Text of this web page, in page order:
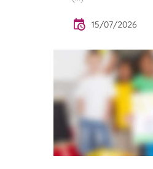
15/07/2026